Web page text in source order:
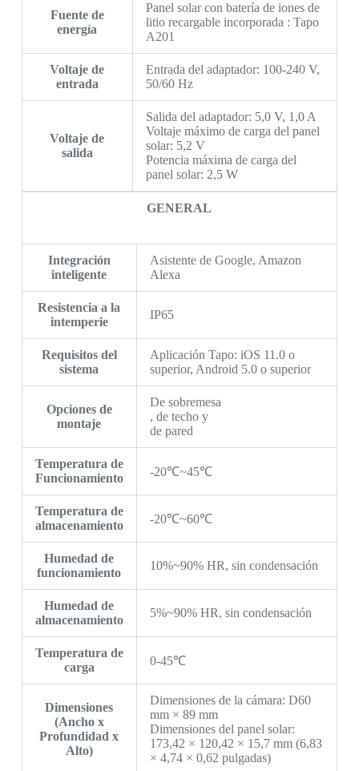
Fuente de
energía
Panel solar con batería de iones de
litio recargable incorporada : Tapo
A201
Voltaje de
entrada
Entrada del adaptador: 100-240 V,
50/60 Hz
Voltaje de
salida
Salida del adaptador: 5,0 V, 1,0 A
Voltaje máximo de carga del panel
solar: 5,2 V
Potencia máxima de carga del
panel solar: 2,5 W
GENERAL
Integración
inteligente
Asistente de Google, Amazon
Alexa
Resistencia a la
intemperie
IP65
Requisitos del
sistema
Aplicación Tapo: iOS 11.0 o
superior, Android 5.0 o superior
Opciones de
montaje
De sobremesa
, de techo y
de pared
Temperatura de
Funcionamiento
-20℃~45℃
Temperatura de
almacenamiento
-20℃~60℃
Humedad de
funcionamiento
10%~90% HR, sin condensación
Humedad de
almacenamiento
5%~90% HR, sin condensación
Temperatura de
carga
0-45℃
Dimensiones
(Ancho x
Profundidad x
Alto)
Dimensiones de la cámara: D60
mm × 89 mm
Dimensiones del panel solar:
173,42 × 120,42 × 15,7 mm (6,83
× 4,74 × 0,62 pulgadas)